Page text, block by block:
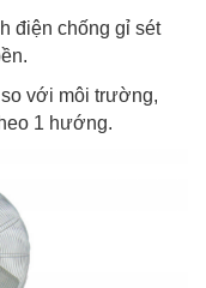
điện chống gỉ sét
với môi trường,
1 hướng.